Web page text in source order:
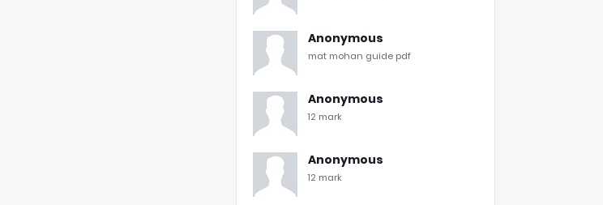
Anonymous
mat mohan guide pdf
Anonymous
12 mark
Anonymous
12 mark